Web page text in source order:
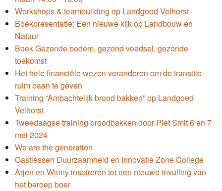
Workshops & teambuilding op Landgoed Velhorst
Boekpresentatie: Een nieuwe kijk op Landbouw en
Natuur
Boek Gezonde bodem, gezond voedsel, gezonde
toekomst
Het hele financiële wezen veranderen om de transitie
ruim baan te geven
Training “Ambachtelijk brood bakken” op Landgoed
Velhorst
Tweedaagse training broodbakken door Piet Smit 6 en 7
mei 2024
We are the generation
Gastlessen Duurzaamheid en Innovatie Zone College
Arjen en Winny inspireren tot een nieuwe invulling van
het beroep boer